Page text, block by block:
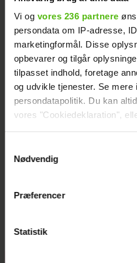
Vi og vores 236 partnere
persondata om IP-adresse,
marketingformål. Disse
opbevarer og tilgår
tilpasset indhold, foretage
og udvikle tjenester. Se mere
persondatapolitik. Du kan
vores "Cookiedeklaration",
Vi anvender egne cookies
generere statistik og huske
Nødvendig
Præferencer
Statistik
Se billedet: Mette